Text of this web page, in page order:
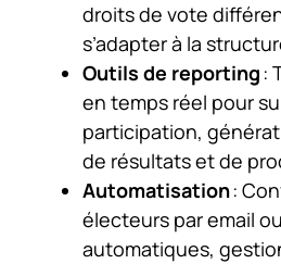
droits de vote
s’adapter à la
Outils de reporting :
en temps réel pour
participation,
de résultats et de
Automatisation:
électeurs par email
automatiques,